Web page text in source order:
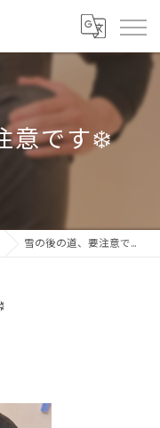
意です❄️
雪の後の道、要注意です❄️